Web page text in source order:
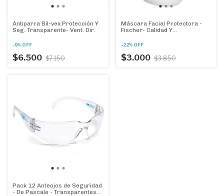
Antiparra Bil-vex Protección Y
Seg. Transparente- Vent. Dir.
-9% OFF
$6.500 $7.150
Máscara Facial Protectora -
Fischer- Calidad Y
-22% OFF
$3.000 $3.850
Pack 12 Anteojos de Seguridad
- De Pascale - Transparentes